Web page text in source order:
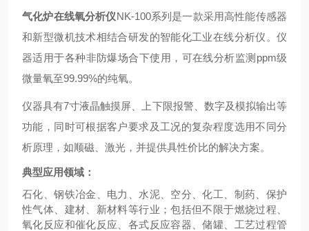
气化炉在线氧分析仪NK-100系列是一款采用高性能传感器
和新型微机技术相结合研发的智能化工业在线分析仪。仪
器适用于各种非防爆场合下使用，可在线分析监测ppm级
微量氧至99.99%的纯氧。
仪器具有7寸液晶触摸屏、上下限报警、数字及模拟输出等
功能，同时可根据客户要求及工况的复杂程度选用不同分
析原理，如顺磁、激光，并提供具性价比的解决方案。
典型应用领域：
石化、钢铁冶金、电力、水泥、 空分、化工 、制药 、保护
性气体、建材 、新材料等行业；包括但不限于燃烧过程、
氧化反应和催化反应、各式反应容器、储罐、工艺过程管